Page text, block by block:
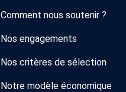
Comment nous soutenir ?
Nos engagements
Nos critères de sélection
Notre modèle économique